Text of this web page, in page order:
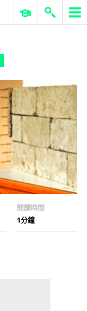
ERP 與商業 AI
閱讀時間
1分鐘